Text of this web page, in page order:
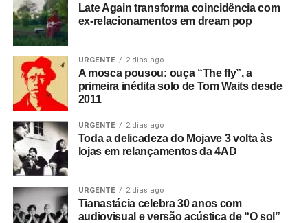
Late Again transforma coincidência com
ex-relacionamentos em dream pop
URGENTE 2 dias ago
A mosca pousou: ouça “The fly”, a
primeira inédita solo de Tom Waits desde
2011
URGENTE 2 dias ago
Toda a delicadeza do Mojave 3 volta às
lojas em relançamentos da 4AD
URGENTE 2 dias ago
Tianastácia celebra 30 anos com
audiovisual e versão acústica de “O sol”